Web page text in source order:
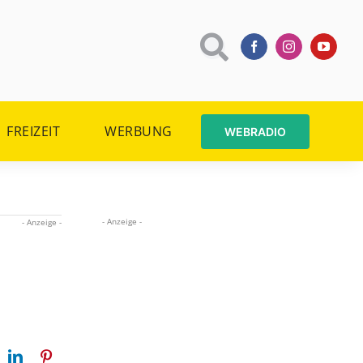
FREIZEIT WERBUNG WEBRADIO
- Anzeige -
- Anzeige -